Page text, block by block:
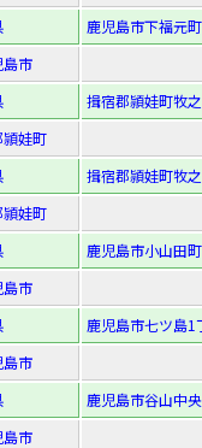
鹿児島市下福元
島市
揖宿郡頴娃町牧
娃町
揖宿郡頴娃町牧
娃町
鹿児島市小山田
島市
鹿児島市七ツ島1
島市
鹿児島市谷山中
島市